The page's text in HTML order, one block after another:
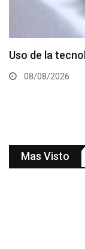
Mas Visto